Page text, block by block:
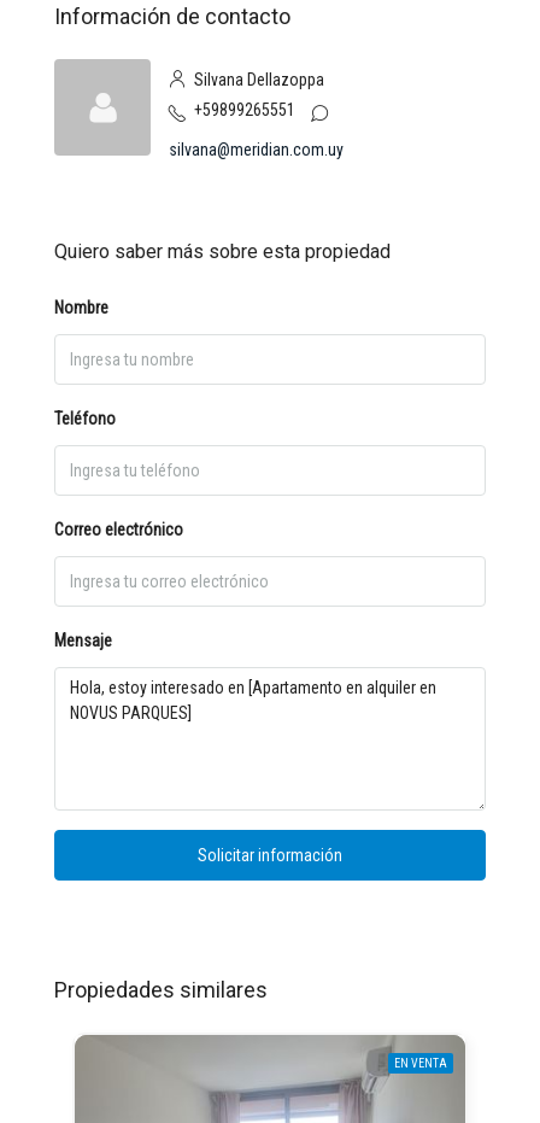
Información de contacto
Silvana Dellazoppa
+59899265551
silvana@meridian.com.uy
Quiero saber más sobre esta propiedad
Nombre
Teléfono
Correo electrónico
Mensaje
Solicitar información
Propiedades similares
EN VENTA